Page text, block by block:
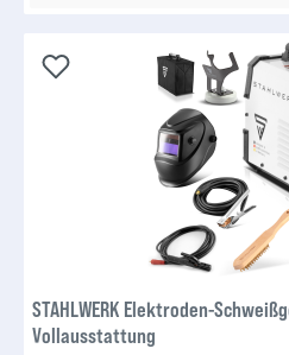
STAHLWERK Elektroden-
Vollausstattung